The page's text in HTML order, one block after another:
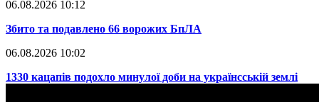
06.08.2026 10:12
​Збито та подавлено 66 ворожих БпЛА
06.08.2026 10:02
​1330 кацапів подохло минулої доби на українсській землі